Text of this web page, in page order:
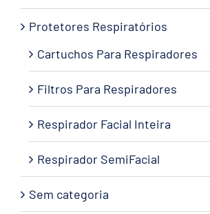
Protetores Respiratórios
Cartuchos Para Respiradores
Filtros Para Respiradores
Respirador Facial Inteira
Respirador SemiFacial
Sem categoria